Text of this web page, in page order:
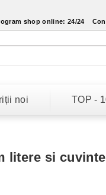
shop online: 24/24
noi TOP -
litere si cuvinte